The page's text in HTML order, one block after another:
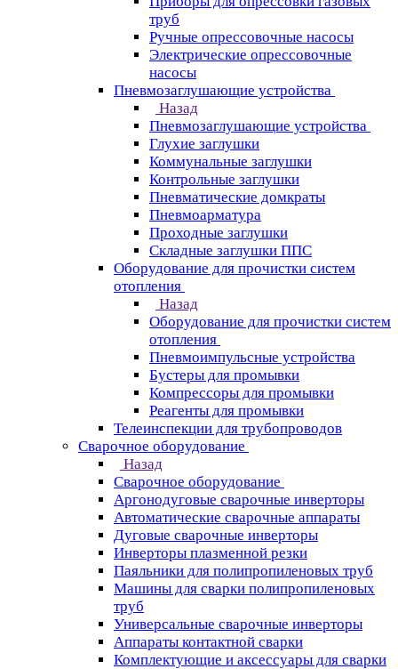
труб
Ручные опрессовочные насосы
Электрические опрессовочные
насосы
Пневмозаглушающие устройства
Назад
Пневмозаглушающие устройства
Глухие заглушки
Коммунальные заглушки
Контрольные заглушки
Пневматические домкраты
Пневмоарматура
Проходные заглушки
Складные заглушки ППС
Оборудование для прочистки систем
отопления
Назад
Оборудование для прочистки систем
отопления
Пневмоимпульсные устройства
Бустеры для промывки
Компрессоры для промывки
Реагенты для промывки
Телеинспекции для трубопроводов
Сварочное оборудование
Назад
Сварочное оборудование
Аргонодуговые сварочные инверторы
Автоматические сварочные аппараты
Дуговые сварочные инверторы
Инверторы плазменной резки
Паяльники для полипропиленовых труб
Машины для сварки полипропиленовых
труб
Универсальные сварочные инверторы
Аппараты контактной сварки
Комплектующие и аксессуары для сварки